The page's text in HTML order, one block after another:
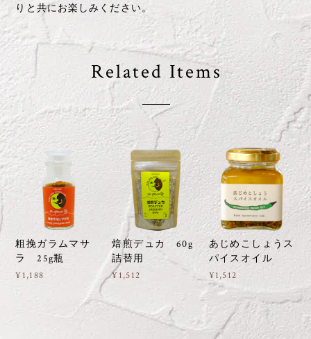
粗挽ガラムマサ
ラ 25g瓶
¥1,188
焙煎デュカ 60g
詰替用
¥1,512
あじめこしょうス
パイスオイル
¥1,512
ショップの評価
すべて 5
メールマガジンを受け取る